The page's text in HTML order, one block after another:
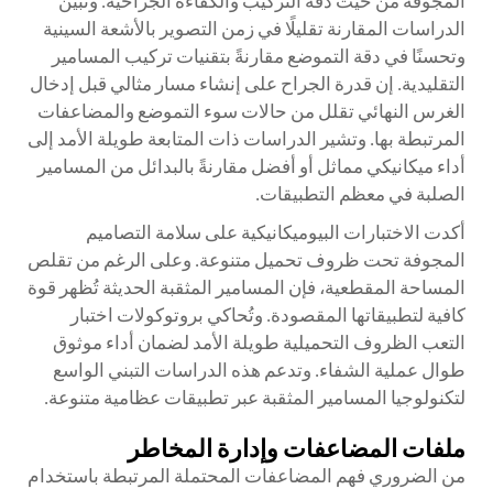
الدراسات المقارنة تقليلًا في زمن التصوير بالأشعة السينية
وتحسنًا في دقة التموضع مقارنةً بتقنيات تركيب المسامير
التقليدية. إن قدرة الجراح على إنشاء مسار مثالي قبل إدخال
الغرس النهائي تقلل من حالات سوء التموضع والمضاعفات
المرتبطة بها. وتشير الدراسات ذات المتابعة طويلة الأمد إلى
أداء ميكانيكي مماثل أو أفضل مقارنةً بالبدائل من المسامير
الصلبة في معظم التطبيقات.
أكدت الاختبارات البيوميكانيكية على سلامة التصاميم
المجوفة تحت ظروف تحميل متنوعة. وعلى الرغم من تقلص
المساحة المقطعية، فإن المسامير المثقبة الحديثة تُظهر قوة
كافية لتطبيقاتها المقصودة. وتُحاكي بروتوكولات اختبار
التعب الظروف التحميلية طويلة الأمد لضمان أداء موثوق
طوال عملية الشفاء. وتدعم هذه الدراسات التبني الواسع
لتكنولوجيا المسامير المثقبة عبر تطبيقات عظامية متنوعة.
ملفات المضاعفات وإدارة المخاطر
من الضروري فهم المضاعفات المحتملة المرتبطة باستخدام